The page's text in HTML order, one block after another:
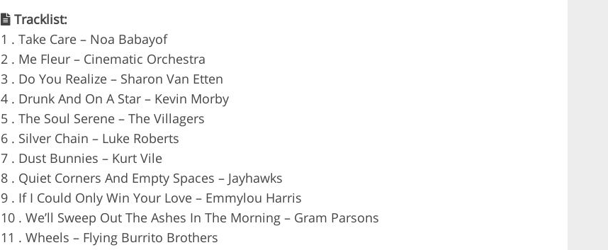
Tracklist:
1 . Take Care – Noa Babayof
2 . Me Fleur – Cinematic Orchestra
3 . Do You Realize – Sharon Van Etten
4 . Drunk And On A Star – Kevin Morby
5 . The Soul Serene – The Villagers
6 . Silver Chain – Luke Roberts
7 . Dust Bunnies – Kurt Vile
8 . Quiet Corners And Empty Spaces – Jayhawks
9 . If I Could Only Win Your Love – Emmylou Harris
10 . We’ll Sweep Out The Ashes In The Morning – Gram Parsons
11 . Wheels – Flying Burrito Brothers